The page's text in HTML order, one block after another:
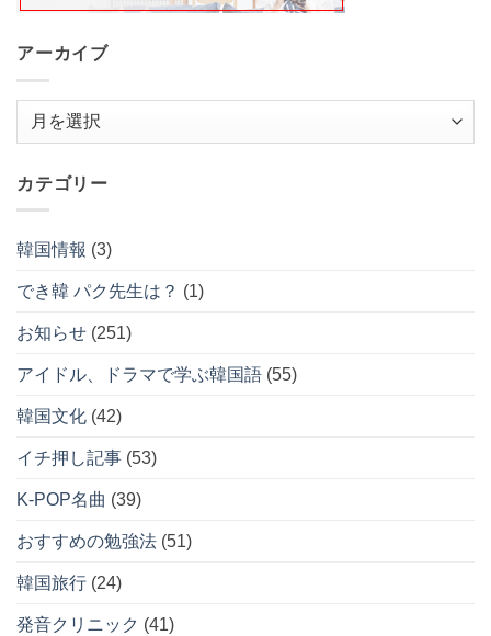
アーカイブ
イ
ブ
カテゴリー
韓国情報 (3)
でき韓 パク先生は？ (1)
お知らせ (251)
アイドル、ドラマで学ぶ韓国語 (55)
韓国文化 (42)
イチ押し記事 (53)
K-POP名曲 (39)
おすすめの勉強法 (51)
韓国旅行 (24)
発音クリニック (41)